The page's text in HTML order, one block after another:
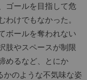
ゴールを目指して危
けでもなかった。
ボールを奪われない
肢やスペースが制限
めるなど、とにか
かのような不気味な姿